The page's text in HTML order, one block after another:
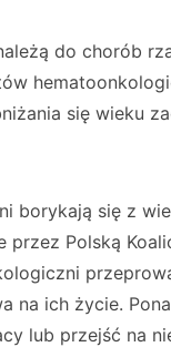
do chorób
się wieku
borykają się z
przez Polską
na ich życie.
lub przejść na